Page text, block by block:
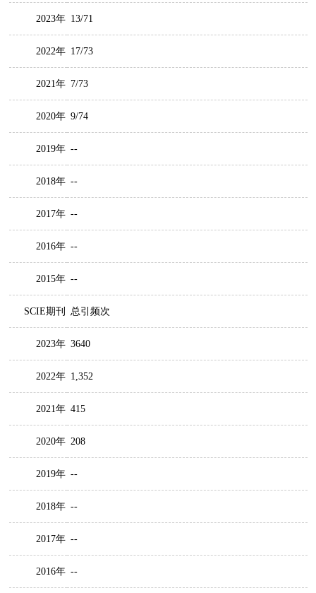
2023年 13/71
2022年 17/73
2021年 7/73
2020年 9/74
2019年 --
2018年 --
2017年 --
2016年 --
2015年 --
SCIE期刊 总引频次
2023年 3640
2022年 1,352
2021年 415
2020年 208
2019年 --
2018年 --
2017年 --
2016年 --